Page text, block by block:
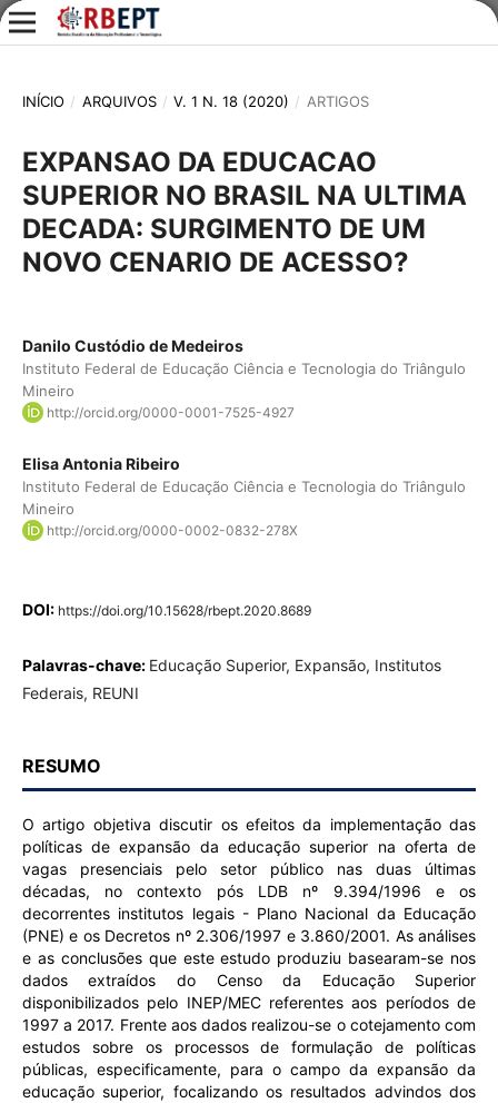
INÍCIO / ARQUIVOS / V. 1 N. 18 (2020) / ARTIGOS
EXPANSAO DA EDUCACAO
SUPERIOR NO BRASIL NA ULTIMA
DECADA: SURGIMENTO DE UM
NOVO CENARIO DE ACESSO?
Danilo Custódio de Medeiros
Instituto Federal de Educação Ciência e Tecnologia do Triângulo
Mineiro
http://orcid.org/0000-0001-7525-4927
Elisa Antonia Ribeiro
Instituto Federal de Educação Ciência e Tecnologia do Triângulo
Mineiro
http://orcid.org/0000-0002-0832-278X
DOI: https://doi.org/10.15628/rbept.2020.8689
Palavras-chave: Educação Superior, Expansão, Institutos
Federais, REUNI
RESUMO
O artigo objetiva discutir os efeitos da implementação das
políticas de expansão da educação superior na oferta de
vagas presenciais pelo setor público nas duas últimas
décadas, no contexto pós LDB nº 9.394/1996 e os
decorrentes institutos legais - Plano Nacional da Educação
(PNE) e os Decretos nº 2.306/1997 e 3.860/2001. As análises
e as conclusões que este estudo produziu basearam-se nos
dados extraídos do Censo da Educação Superior
disponibilizados pelo INEP/MEC referentes aos períodos de
1997 a 2017. Frente aos dados realizou-se o cotejamento com
estudos sobre os processos de formulação de políticas
públicas, especificamente, para o campo da expansão da
educação superior, focalizando os resultados advindos dos